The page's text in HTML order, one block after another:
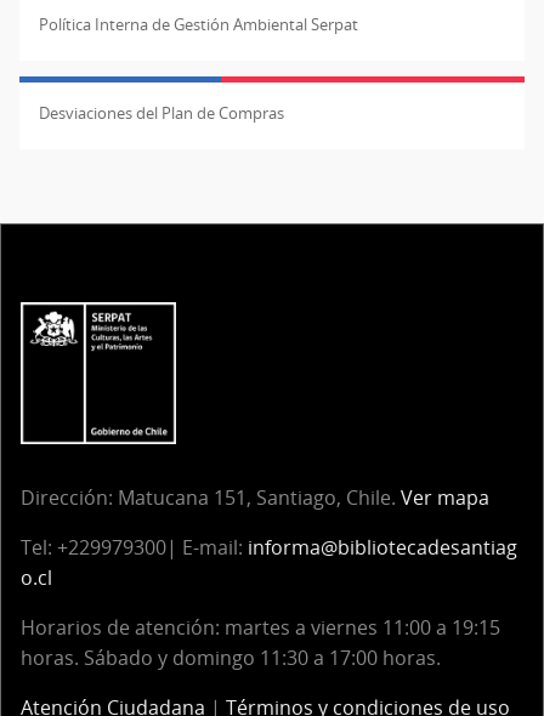
Política Interna de Gestión Ambiental Serpat
Desviaciones del Plan de Compras
Dirección: Matucana 151, Santiago, Chile. Ver mapa
Tel: +229979300| E-mail: informa@bibliotecadesantiag
o.cl
Horarios de atención: martes a viernes 11:00 a 19:15
horas. Sábado y domingo 11:30 a 17:00 horas.
Atención Ciudadana | Términos y condiciones de uso